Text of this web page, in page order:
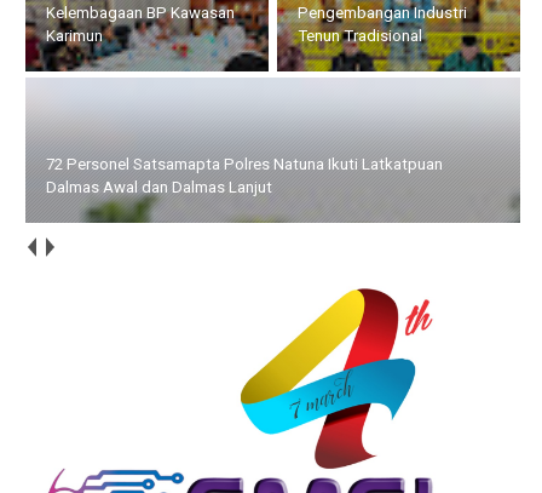
Kelembagaan BP Kawasan
Karimun
Pengembangan Industri
Tenun Tradisional
72 Personel Satsamapta Polres Natuna Ikuti Latkatpuan
Dalmas Awal dan Dalmas Lanjut